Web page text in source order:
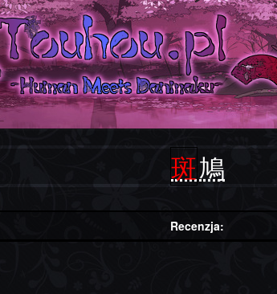
斑鳩
Recenzja: